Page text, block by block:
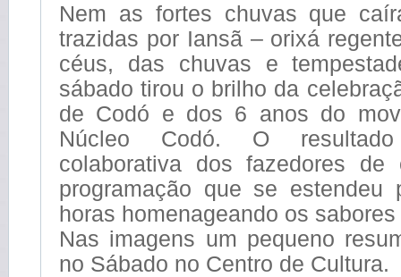
Nem as fortes chuvas que
trazidas por Iansã – orixá
céus, das chuvas e
sábado tirou o brilho da
de Codó e dos 6 anos do
Núcleo Codó. O
colaborativa dos fazedores de
programação que se
horas homenageando os
Nas imagens um pequeno
no Sábado no Centro de Cultura.